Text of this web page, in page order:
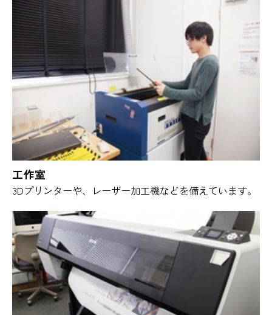
工作室
3Dプリンターや、レーザー加工機などを備えています。